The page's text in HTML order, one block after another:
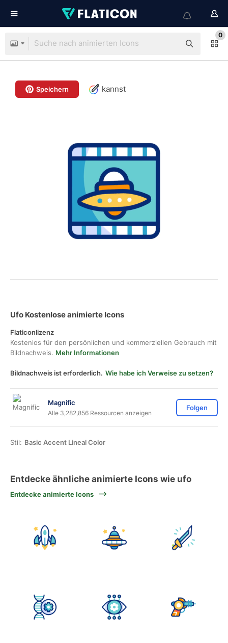
0
Speichern kannst
Ufo Kostenlose animierte Icons
Flaticonlizenz
Kostenlos für den persönlichen und kommerziellen Gebrauch mit
Bildnachweis. Mehr Informationen
Bildnachweis ist erforderlich. Wie habe ich Verweise zu setzen?
Magnific
Alle 3,282,856 Ressourcen anzeigen
Folgen
Stil: Basic Accent Lineal Color
Entdecke ähnliche animierte Icons wie ufo
Entdecke animierte Icons